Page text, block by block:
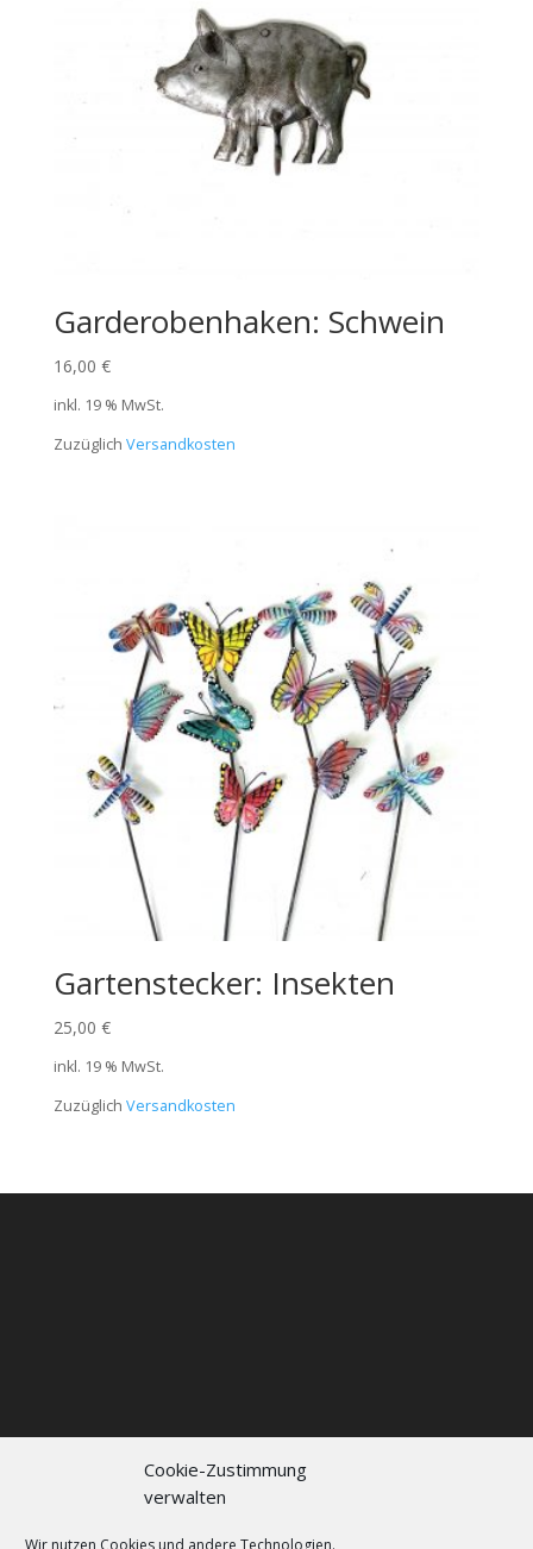
Cookie-Zustimmung
verwalten
Wir nutzen Cookies und andere Technologien.
Garderobenhaken: Schwein
16,00 €
inkl. 19 % MwSt.
Zuzüglich Versandkosten
Gartenstecker: Insekten
25,00 €
inkl. 19 % MwSt.
Zuzüglich Versandkosten
Kontakt